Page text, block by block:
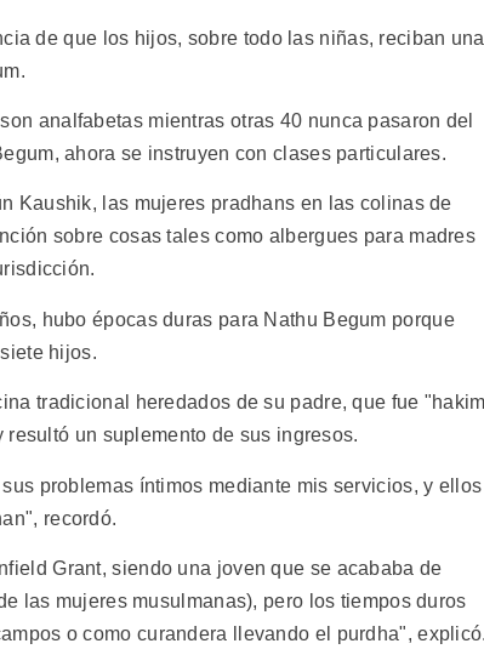
de que los hijos, sobre todo las niñas, reciban una
analfabetas mientras otras 40 nunca pasaron del
ahora se instruyen con clases particulares.
Kaushik, las mujeres pradhans en las colinas de
sobre cosas tales como albergues para madres
hubo épocas duras para Nathu Begum porque
hijos.
tradicional heredados de su padre, que fue
un suplemento de sus ingresos.
problemas íntimos mediante mis servicios, y ellos
recordó.
Grant, siendo una joven que se acababa de
las mujeres musulmanas), pero los tiempos duros
o como curandera llevando el purdha",